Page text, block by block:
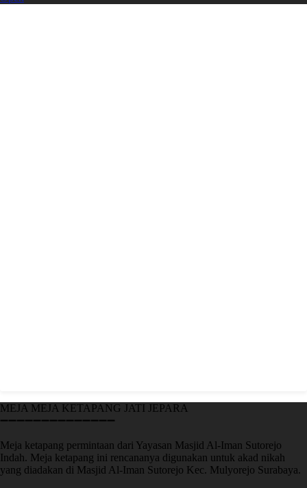
MEJA MEJA KETAPANG JATI JEPARA
➖➖➖➖➖➖➖➖➖➖➖➖➖➖
Meja ketapang permintaan dari Yayasan Masjid Al-Iman Sutorejo
Indah. Meja ketapang ini rencananya digunakan untuk akad nikah
yang diadakan di Masjid Al-Iman Sutorejo Kec. Mulyorejo Surabaya.